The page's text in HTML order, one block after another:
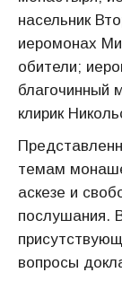
насельник
иеромонах
обители;
благочинный
клирик
темам
аскезе и
послушания.
вопросы